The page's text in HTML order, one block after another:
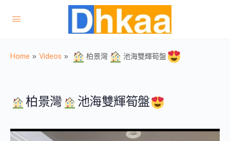
Home » Videos » 柏景灣 池海雙輝筍盤
柏景灣 池海雙輝筍盤